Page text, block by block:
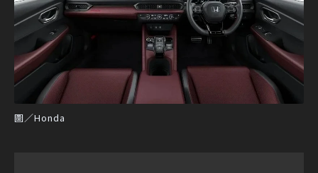
圖／Honda